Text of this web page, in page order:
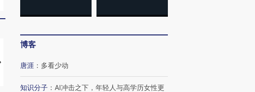
【推广】走进第四届链博
会，让数智科技“链”接产
博客
唐涯 ： 多看少动
知识分子 ： AI冲击之下，年轻人与高学历女性更